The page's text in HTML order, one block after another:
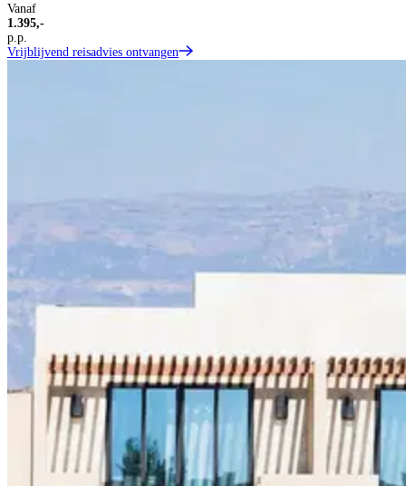
Vanaf
1.395,-
p.p.
Vrijblijvend reisadvies ontvangen